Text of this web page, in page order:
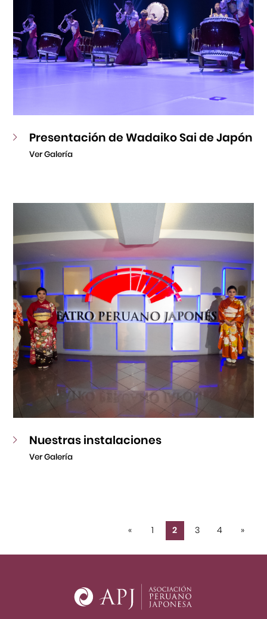
Presentación de Wadaiko Sai de Japón
Ver Galería
Nuestras instalaciones
Ver Galería
« 1 2 3 4 »